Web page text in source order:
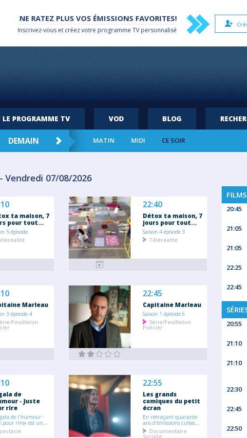
NE RATEZ PLUS VOS ÉMISSIONS FAVORITES!
Inscrivez-vous et créez votre programme TV personnalisé
PROGRAMME TV VOD BLOG
DEMAIN DIM. 09 LUN. 10 MAR. 11
MATIN MIDI CE SOIR
Vendredi 07/08/2026
ta maison, 7
pour tout...
5 épisode
22:40
Détox ta maison, 7
jours pour tout...
Saison 4 épisode 3
Téléréalité
Marleau
3 épisode 4
Feuilleton
22:45
Capitaine Marleau
Saison 1 épisode 6
Série/Feuilleton
Policier
de
- Juste
rire
de l'humour -
pour rire» est un...
22:55
Les grands
comiques du petit
écran
En retraçant quarante
ans d'émissions cultes...
Documentaire
Société
20:45
21:05
21:05
22:25
22:45
20:55
21:10
21:10
22:30
22:45
22:50